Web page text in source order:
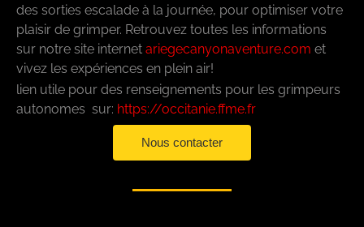
des sorties escalade à la journée, pour optimiser votre
plaisir de grimper. Retrouvez toutes les informations
sur notre site internet ariegecanyonaventure.com et
vivez les expériences en plein air!
lien utile pour des renseignements pour les grimpeurs
autonomes sur: https://occitanie.ffme.fr
Nous contacter